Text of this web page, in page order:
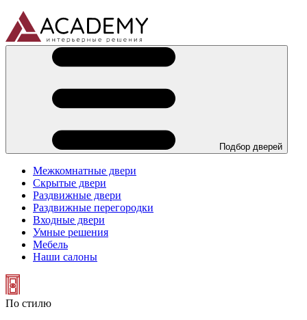
Подбор дверей
Межкомнатные двери
Скрытые двери
Раздвижные двери
Раздвижные перегородки
Входные двери
Умные решения
Мебель
Наши салоны
По стилю